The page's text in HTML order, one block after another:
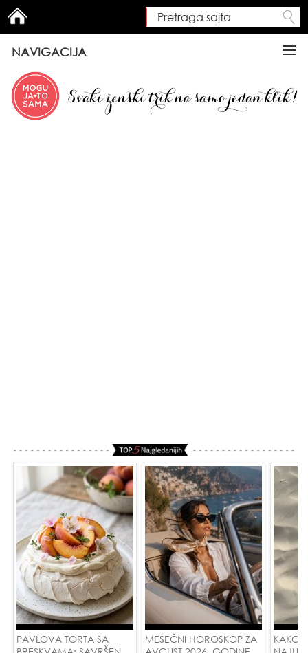
Search form
Pretraga sajta
NAVIGACIJA
PAVLOVA TORTA SA
MESEČNI HOROSKOP ZA
KAKO